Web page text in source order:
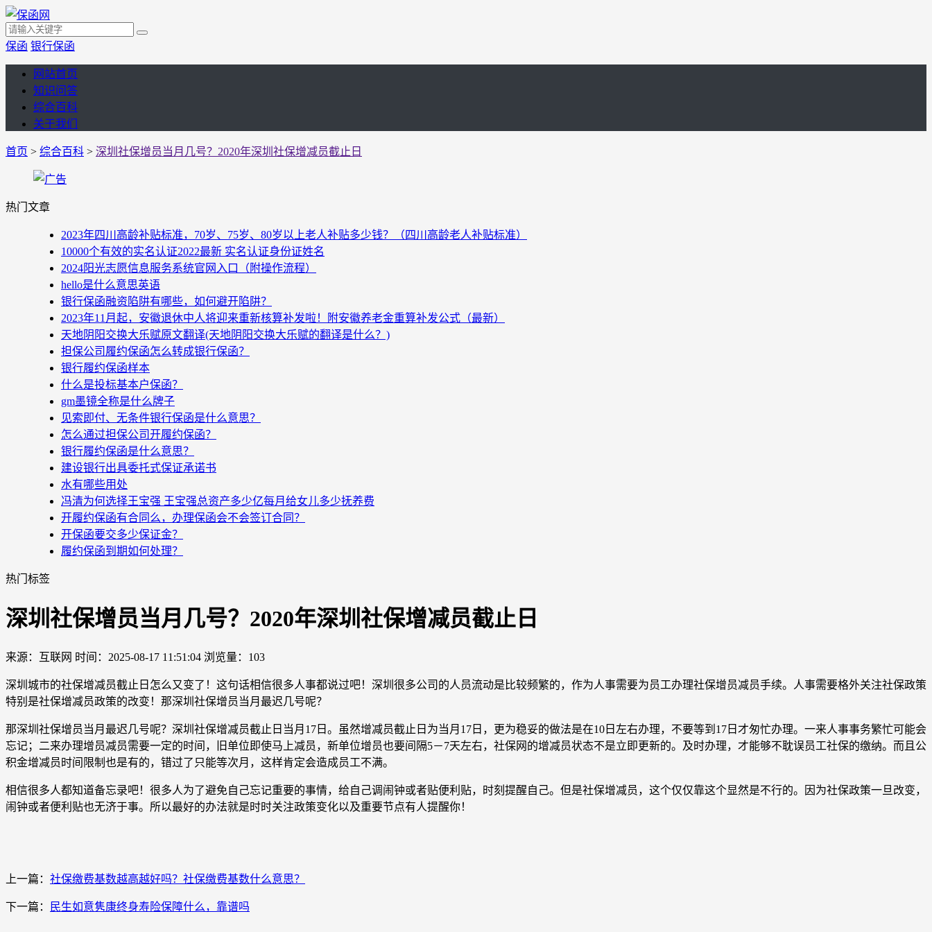
保函 银行保函
网站首页
知识问答
综合百科
关于我们
首页 > 综合百科 > 深圳社保增员当月几号？2020年深圳社保增减员截止日
热门文章
2023年四川高龄补贴标准，70岁、75岁、80岁以上老人补贴多少钱？（四川高龄老人补贴标准）
10000个有效的实名认证2022最新 实名认证身份证姓名
2024阳光志愿信息服务系统官网入口（附操作流程）
hello是什么意思英语
银行保函融资陷阱有哪些，如何避开陷阱？
2023年11月起，安徽退休中人将迎来重新核算补发啦！附安徽养老金重算补发公式（最新）
天地阴阳交换大乐赋原文翻译(天地阴阳交换大乐赋的翻译是什么？)
担保公司履约保函怎么转成银行保函？
银行履约保函样本
什么是投标基本户保函？
gm墨镜全称是什么牌子
见索即付、无条件银行保函是什么意思？
怎么通过担保公司开履约保函？
银行履约保函是什么意思？
建设银行出具委托式保证承诺书
水有哪些用处
冯清为何选择王宝强 王宝强总资产多少亿每月给女儿多少抚养费
开履约保函有合同么，办理保函会不会签订合同？
开保函要交多少保证金？
履约保函到期如何处理？
热门标签
深圳社保增员当月几号？2020年深圳社保增减员截止日
来源：互联网 时间：2025-08-17 11:51:04 浏览量：103
深圳城市的社保增减员截止日怎么又变了！这句话相信很多人事都说过吧！深圳很多公司的人员流动是比较频繁的，作为人事需要为员工办理社保增员减员手续。人事需要格外关注社保政策
特别是社保增减员政策的改变！那深圳社保增员当月最迟几号呢？
那深圳社保增员当月最迟几号呢？深圳社保增减员截止日当月17日。虽然增减员截止日为当月17日，更为稳妥的做法是在10日左右办理，不要等到17日才匆忙办理。一来人事事务繁忙可能会
忘记；二来办理增员减员需要一定的时间，旧单位即使马上减员，新单位增员也要间隔5－7天左右，社保网的增减员状态不是立即更新的。及时办理，才能够不耽误员工社保的缴纳。而且公
积金增减员时间限制也是有的，错过了只能等次月，这样肯定会造成员工不满。
相信很多人都知道备忘录吧！很多人为了避免自己忘记重要的事情，给自己调闹钟或者贴便利贴，时刻提醒自己。但是社保增减员，这个仅仅靠这个显然是不行的。因为社保政策一旦改变，
闹钟或者便利贴也无济于事。所以最好的办法就是时时关注政策变化以及重要节点有人提醒你！
上一篇： 社保缴费基数越高越好吗？社保缴费基数什么意思？
下一篇： 民生如意隽康终身寿险保障什么，靠谱吗